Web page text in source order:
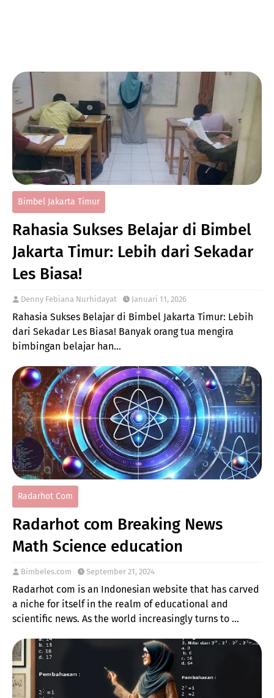
Bimbel Jakarta Timur
Rahasia Sukses Belajar di Bimbel
Jakarta Timur: Lebih dari Sekadar
Les Biasa!
Denny Febiana Nurhidayat Januari 11, 2026
Rahasia Sukses Belajar di Bimbel Jakarta Timur: Lebih
dari Sekadar Les Biasa! Banyak orang tua mengira
bimbingan belajar han…
Radarhot Com
Radarhot com Breaking News
Math Science education
Bimbeles.com September 21, 2024
Radarhot com is an Indonesian website that has carved
a niche for itself in the realm of educational and
scientific news. As the world increasingly turns to …